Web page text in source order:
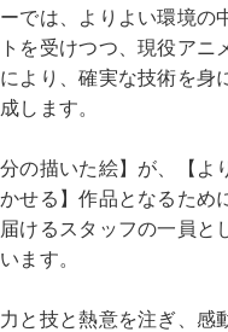
では、よりよい環境の
を受けつつ、現役アニ
より、確実な技術を身
します。
の描いた絵】が、【よ
せる】作品となるため
けるスタッフの一員と
ます。
と技と熱意を注ぎ、感